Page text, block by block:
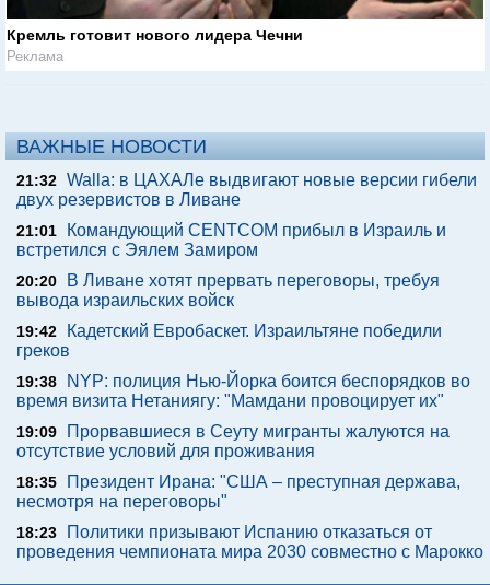
Кремль готовит нового лидера Чечни
Реклама
ВАЖНЫЕ НОВОСТИ
21:32 Walla: в ЦАХАЛе выдвигают новые версии гибели
двух резервистов в Ливане
21:01
Командующий CENTCOM прибыл в Израиль и
встретился с Эялем Замиром
20:20
В Ливане хотят прервать переговоры, требуя
вывода израильских войск
19:42
Кадетский Евробаскет. Израильтяне победили
греков
19:38
NYP: полиция Нью-Йорка боится беспорядков во
время визита Нетаниягу: "Мамдани провоцирует их"
19:09
Прорвавшиеся в Сеуту мигранты жалуются на
отсутствие условий для проживания
18:35
Президент Ирана: "США – преступная держава,
несмотря на переговоры"
18:23
Политики призывают Испанию отказаться от
проведения чемпионата мира 2030 совместно с Марокко